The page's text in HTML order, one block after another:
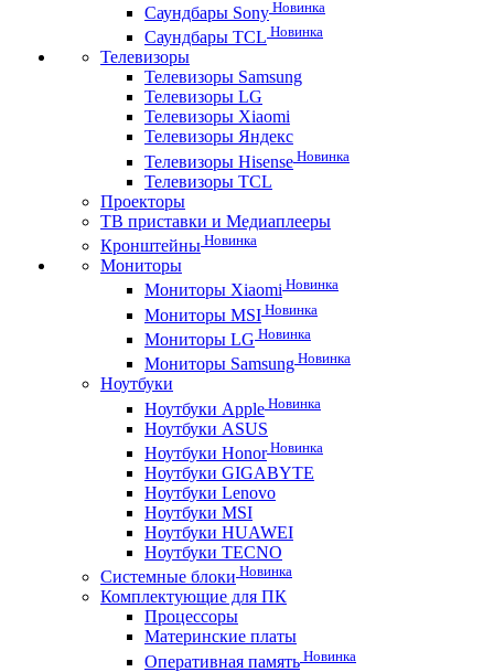
Саундбары Sony Новинка
Саундбары TCL Новинка
Телевизоры
Телевизоры Samsung
Телевизоры LG
Телевизоры Xiaomi
Телевизоры Яндекс
Телевизоры Hisense Новинка
Телевизоры TCL
Проекторы
ТВ приставки и Медиаплееры
Кронштейны Новинка
Мониторы
Мониторы Xiaomi Новинка
Мониторы MSI Новинка
Мониторы LG Новинка
Мониторы Samsung Новинка
Ноутбуки
Ноутбуки Apple Новинка
Ноутбуки ASUS
Ноутбуки HonorНовинка
Ноутбуки GIGABYTE
Ноутбуки Lenovo
Ноутбуки MSI
Ноутбуки HUAWEI
Ноутбуки TECNO
Системные блоки Новинка
Комплектующие для ПК
Процессоры
Материнские платы
Оперативная память Новинка